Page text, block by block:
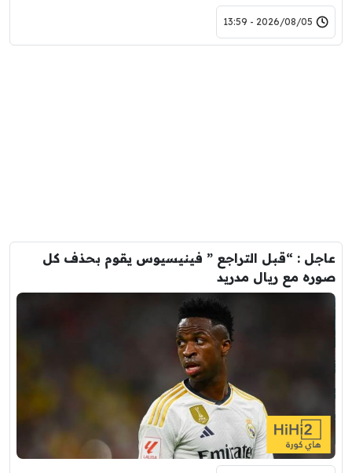
2026/08/05 - 13:59
عاجل : “قبل التراجع ” فينيسيوس يقوم بحذف كل
صوره مع ريال مدريد